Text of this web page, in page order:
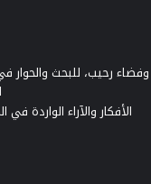
رحيب، للبحث والحوار
الأفكار والآراء الواردة